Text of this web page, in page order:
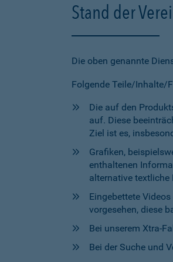
Stand der
Die oben genannte
Folgende Teile/Inhalte/
Die auf den
auf. Diese
Ziel ist es,
Grafiken,
enthaltenen
alternative textliche
Eingebettete
vorgesehen, diese
Bei unserem Xtra-
Bei der Suche und